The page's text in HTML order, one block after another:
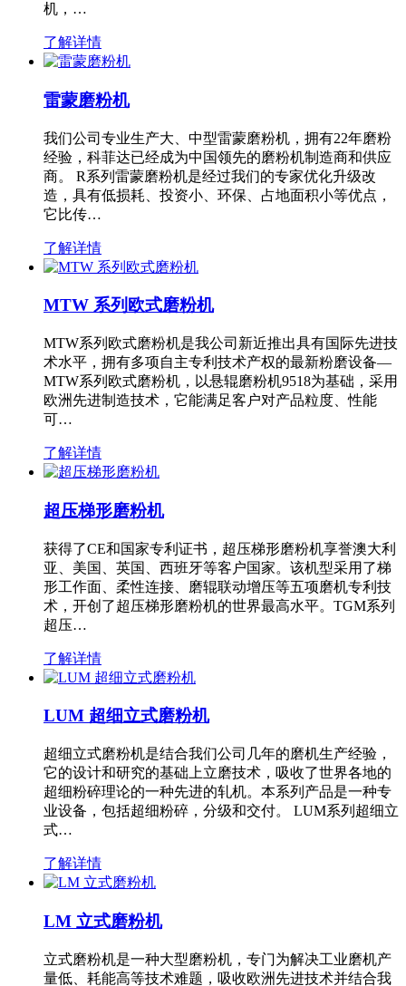
机，…
了解详情
雷蒙磨粉机
我们公司专业生产大、中型雷蒙磨粉机，拥有22年磨粉
经验，科菲达已经成为中国领先的磨粉机制造商和供应
商。 R系列雷蒙磨粉机是经过我们的专家优化升级改
造，具有低损耗、投资小、环保、占地面积小等优点，
它比传…
了解详情
MTW 系列欧式磨粉机
MTW系列欧式磨粉机是我公司新近推出具有国际先进技
术水平，拥有多项自主专利技术产权的最新粉磨设备—
MTW系列欧式磨粉机，以悬辊磨粉机9518为基础，采用
欧洲先进制造技术，它能满足客户对产品粒度、性能
可…
了解详情
超压梯形磨粉机
获得了CE和国家专利证书，超压梯形磨粉机享誉澳大利
亚、美国、英国、西班牙等客户国家。该机型采用了梯
形工作面、柔性连接、磨辊联动增压等五项磨机专利技
术，开创了超压梯形磨粉机的世界最高水平。TGM系列
超压…
了解详情
LUM 超细立式磨粉机
超细立式磨粉机是结合我们公司几年的磨机生产经验，
它的设计和研究的基础上立磨技术，吸收了世界各地的
超细粉碎理论的一种先进的轧机。本系列产品是一种专
业设备，包括超细粉碎，分级和交付。 LUM系列超细立
式…
了解详情
LM 立式磨粉机
立式磨粉机是一种大型磨粉机，专门为解决工业磨机产
量低、耗能高等技术难题，吸收欧洲先进技术并结合我